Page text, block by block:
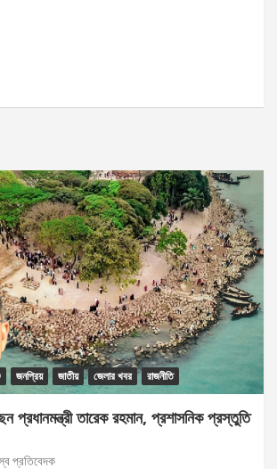
জনপ্রিয় জাতীয় জেলার খবর রাজনীতি
প্রধানমন্ত্রী তারেক রহমান, প্রশাসনিক প্রস্তুতি
প্রতিবেদক